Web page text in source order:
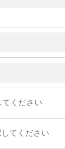
てください
てください